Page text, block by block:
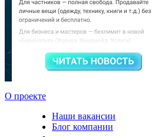
О проекте
Наши вакансии
Блог компании